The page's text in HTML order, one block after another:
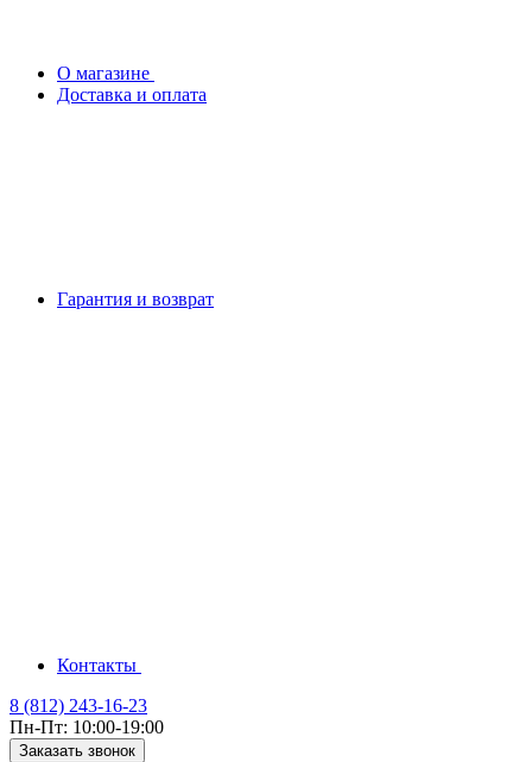
О магазине
Доставка и оплата
Гарантия и возврат
Контакты
8 (812) 243-16-23
Пн-Пт: 10:00-19:00
Заказать звонок